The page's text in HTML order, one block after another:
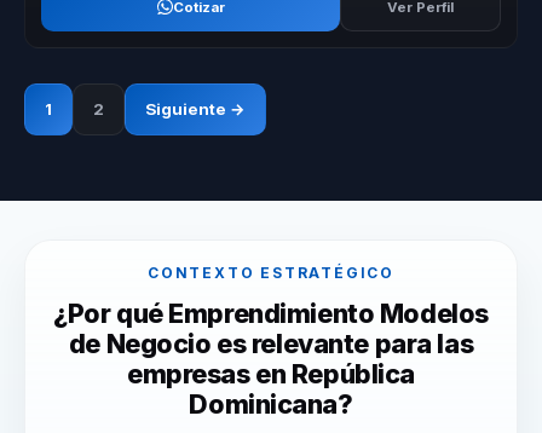
Cotizar Ver Perfil
1 2 Siguiente →
CONTEXTO ESTRATÉGICO
¿Por qué Emprendimiento Modelos
de Negocio es relevante para las
empresas en República
Dominicana?